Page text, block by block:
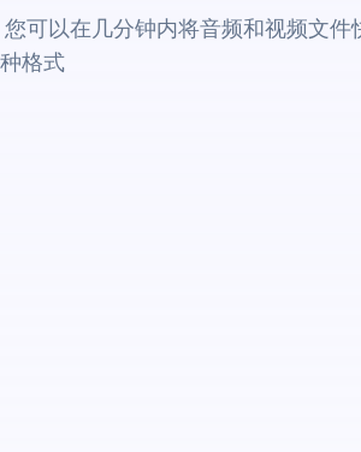
可以在几分钟内将音频和视频文件
格式